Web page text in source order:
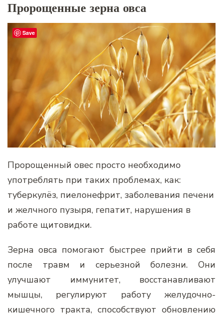
Пророщенные зерна овса
Пророщенный овес просто необходимо
употреблять при таких проблемах, как:
туберкулёз, пиелонефрит, заболевания печени
и желчного пузыря, гепатит, нарушения в
работе щитовидки.
Зерна овса помогают быстрее прийти в себя
после травм и серьезной болезни. Они
улучшают иммунитет, восстанавливают
мышцы, регулируют работу желудочно-
кишечного тракта, способствуют обновлению
Save